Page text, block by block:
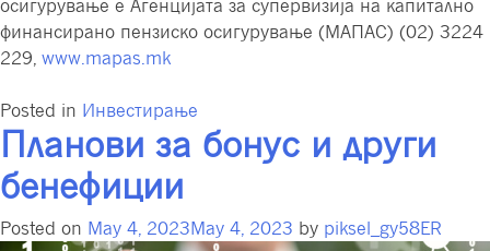
осигурување е Агенцијата за супервизија на капитално
финансирано пензиско осигурување (МАПАС) (02) 3224
229, www.mapas.mk
Posted in Инвестирање
Планови за бонус и други
бенефиции
Posted on May 4, 2023May 4, 2023 by piksel_gy58ER